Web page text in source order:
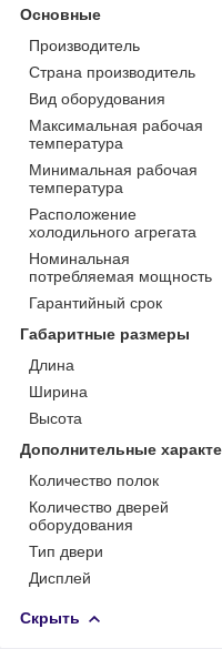
Основные
Производитель
Страна производитель
Вид оборудования
Максимальная рабочая
температура
Минимальная рабочая
температура
Расположение
холодильного агрегата
Номинальная
потребляемая мощность
Гарантийный срок
Габаритные размеры
Длина
Ширина
Высота
Дополнительные
Количество полок
Количество дверей
оборудования
Тип двери
Дисплей
Скрыть